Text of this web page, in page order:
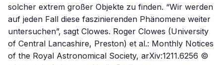
solcher extrem großer Objekte zu finden. “Wir werden
auf jeden Fall diese faszinierenden Phänomene weiter
untersuchen”, sagt Clowes. Roger Clowes (University
of Central Lancashire, Preston) et al.: Monthly Notices
of the Royal Astronomical Society, arXiv:1211.6256 ©